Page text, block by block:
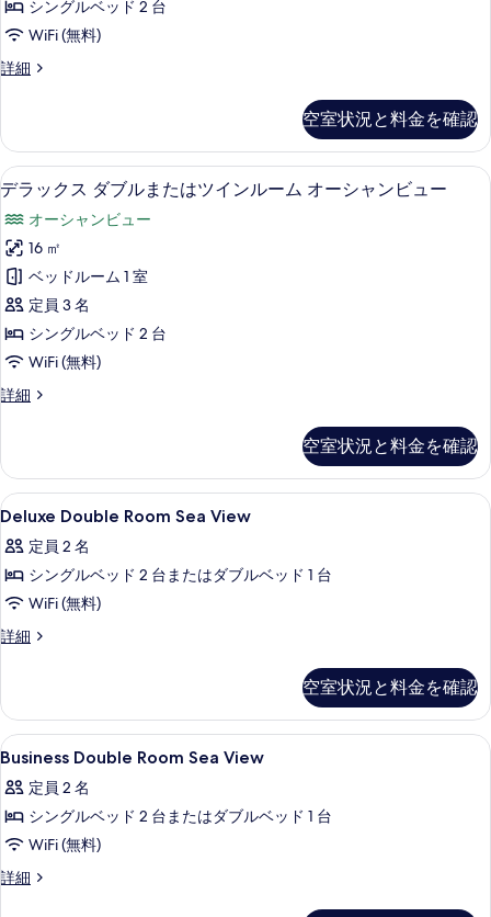
べ
て
真
を
表
示
す
る
台
ガ
ー
ビ
ュ
ー
の
す
べ
て
の
写
表
示
す
る
ッ
ド
台
ン
ビ
ュ
ー
の
詳
細
ル
ー
名
様
利
用)
シ
ン
グ
ル
ベ
ッ
台
ガ
ー
デ
ン
ュ
の
す
べ
て
の
写
真
シングルベッド 2 台
WiFi (無料)
詳細
ビ
ダ
ブ
ル
ー
ム
(1
名
様
利
用)
シ
ン
グ
ッ
ド
2
台
ガ
デ
ン
ュ
細
空室状況と料金を確認
デ
ッ
ク
ス
ダ
ブ
ま
は
ツ
イ
ン
ル
ー
ム
シ
ャ
ン
ビ
ュ
の
デラックス ダブルまたはツインルー
11
デラックス ダブルまたはツインルーム オーシャンビュー
オーシャンビュー
16 ㎡
ベッドルーム 1 室
定員 3 名
シングルベッド 2 台
WiFi (無料)
詳細
デ
ス
ダ
ブ
ま
た
ツ
イ
ン
ム
ー
シ
ャ
ン
ビ
ュ
ー
の
空室状況と料金を確認
Deluxe
Double
Room
Sea
View
の
て
の
写
真
を
表
示
セーフティボックス (室内)、デスク
8
Deluxe Double Room Sea View
定員 2 名
シングルベッド 2 台またはダブルベッド 1 台
WiFi (無料)
詳細
Deluxe
View
の
詳
空室状況と料金を確認
Business
Double
Room
Sea
View
の
セーフティボックス (室内)、デスク
6
Business Double Room Sea View
定員 2 名
シングルベッド 2 台またはダブルベッド 1 台
WiFi (無料)
詳細
Business